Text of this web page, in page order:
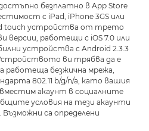
безплатно в App Store
с iPad, iPhone 3GS или
touch устройства от трето
версии, работещи с iOS 7.0 или
устройства с Android 2.3.3
ви трябва да е
работеща безжична мрежа,
802.11 b/g/n/a, като вашия
акаунт в социалните
условия на тези акаунти
са определени